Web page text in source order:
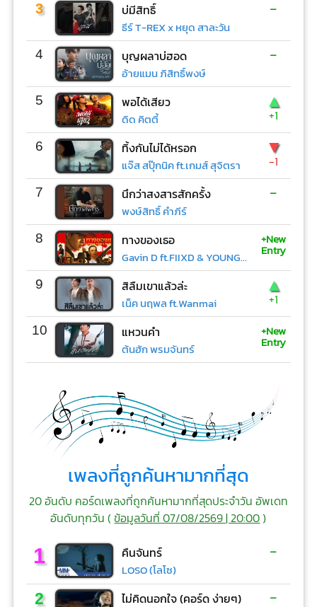
3 บ่มีสิทธิ์
ธีร์ T-REX x หยุด สาละวัน
-
4 บุญผลาบ่ฮอด
อ้ายแมน ภิสิทธิ์พงษ์
-
5 พอได้เสียว
ดิด คิตตี้
▲
+1
6 ทิ้งกันไม่ได้หรอก
แจ๊ส สปุ๊กนิค ft.เกมส์ สุจิตรา
▼
-1
7 นึกว่าสงสารสักครั้ง
พงษ์สิทธิ์ คำภีร์
-
8 ทางของเธอ
Gavin D ft.FIIXD & YOUNGOHM
+New
Entry
9 สิลืมเขาแล้วล่ะ
เน็ค นฤพล ft.Wanmai
▲
+1
10 แหวนคำ
ต้นฮัก พรมจันทร์
+New
Entry
เพลงที่ถูกค้นหามากที่สุด
20 อันดับ คอร์ดเพลงที่ถูกค้นหามากที่สุดประจำวัน อัพเดท
อันดับทุกวัน (ข้อมูลวันที่ 07/08/2569 | 20:00)
1 คืนจันทร์
LOSO (โลโซ)
-
2 ไม่คิดนอกใจ (คอร์ด ง่ายๆ) -